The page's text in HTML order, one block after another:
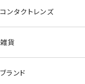
コンタクトレンズ
雑貨
ブランド